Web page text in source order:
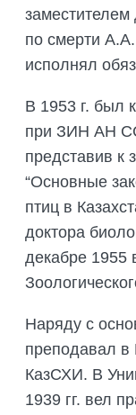
заместителем
по смерти
исполнял
В 1953 г. был
при ЗИН АН
представив к
“Основные
птиц в
доктора
декабре 1955
Наряду с
преподавал
КазСХИ. В
1939 гг. вел